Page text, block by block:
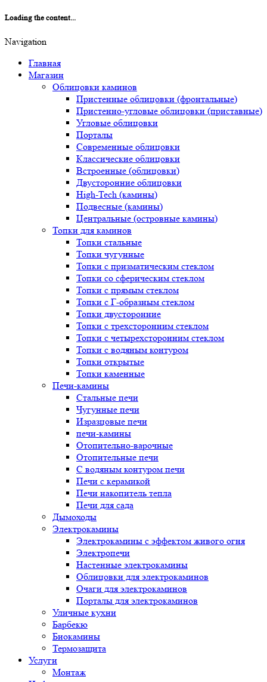
Loading the content...
Navigation
Главная
Магазин
Облицовки каминов
Пристенные облицовки (фронтальные)
Пристенно-угловые облицовки (приставные)
Угловые облицовки
Порталы
Современные облицовки
Классические облицовки
Встроенные (облицовки)
Двусторонние облицовки
High-Tech (камины)
Подвесные (камины)
Центральные (островные камины)
Топки для каминов
Топки стальные
Топки чугунные
Топки с призматическим стеклом
Топки со сферическим стеклом
Топки с прямым стеклом
Топки с Г-образным стеклом
Топки двусторонние
Топки с трехсторонним стеклом
Топки с четырехсторонним стеклом
Топки с водяным контуром
Топки открытые
Топки каменные
Печи-камины
Стальные печи
Чугунные печи
Изразцовые печи
печи-камины
Отопительно-варочные
Отопительные печи
С водяным контуром печи
Печи с керамикой
Печи накопитель тепла
Печи для сада
Дымоходы
Электрокамины
Электрокамины с эффектом живого огня
Электропечи
Настенные электрокамины
Облицовки для электрокаминов
Очаги для электрокаминов
Порталы для электрокаминов
Уличные кухни
Барбекю
Биокамины
Термозащита
Услуги
Монтаж